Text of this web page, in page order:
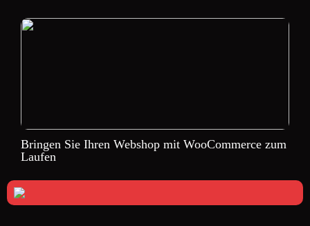
Bringen Sie Ihren Webshop mit WooCommerce zum
Laufen